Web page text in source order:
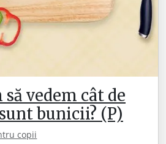
vedem cât de
bunicii? (P)
copii